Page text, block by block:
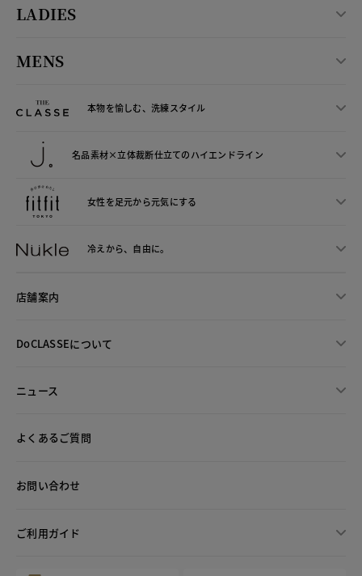
LADIES
MENS
本物を愉しむ、洗練スタイル
名品素材×立体裁断仕立てのハイエンドライン
女性を足元から元気にする
冷えから、 自由に。
店舗案内
DoCLASSEについて
ニュース
よくあるご質問
お問い合わせ
ご利用ガイド